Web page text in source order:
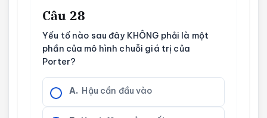
Câu 28
Yếu tố nào sau đây KHÔNG phải là một
phần của mô hình chuỗi giá trị của
Porter?
A. Hậu cần đầu vào